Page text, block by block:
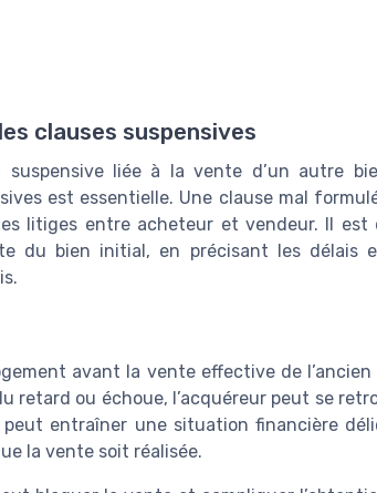
clauses suspensives
liée à la vente d’un autre
est essentielle. Une clause mal
litiges entre acheteur et vendeur. Il est
du bien initial, en précisant les délais
avant la vente effective de l’ancien
retard ou échoue, l’acquéreur peut se
entraîner une situation financière
la vente soit réalisée.